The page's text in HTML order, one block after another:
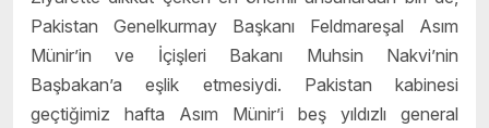
Pakistan Genelkurmay Başkanı Feldmareşal Asım
Münir’in ve İçişleri Bakanı Muhsin Nakvi’nin
Başbakan’a eşlik etmesiydi. Pakistan kabinesi
geçtiğimiz hafta Asım Münir’i beş yıldızlı general